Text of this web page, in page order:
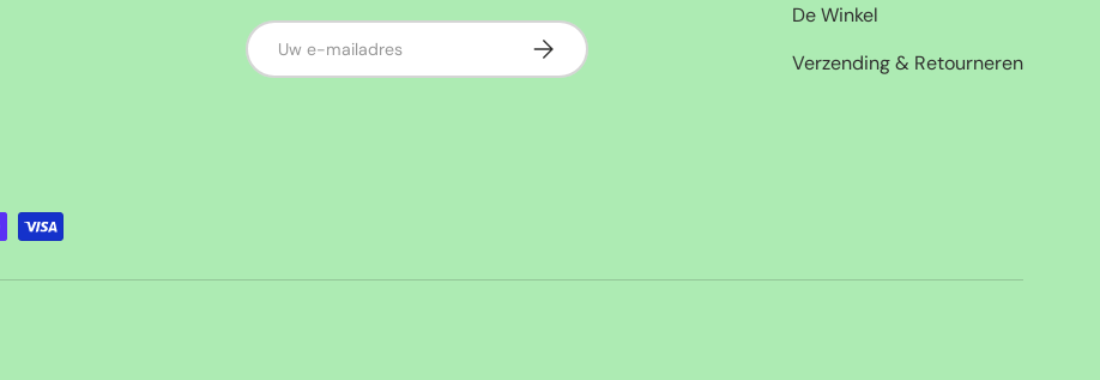
E-mailadres Abonneer
De Winkel
Verzending & Retourneren